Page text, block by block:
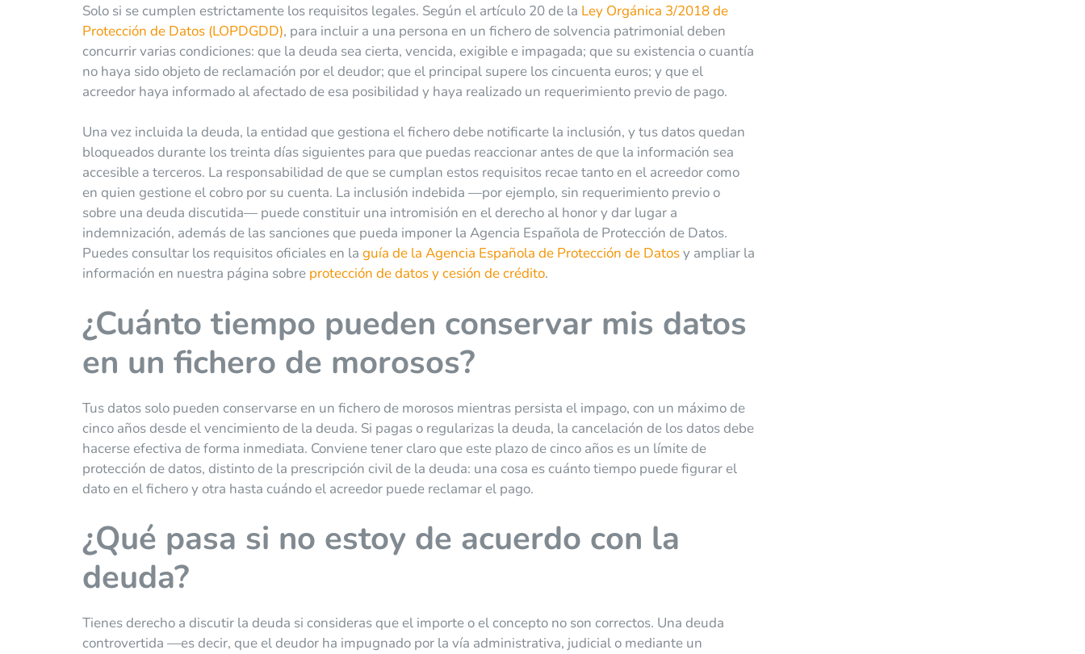
Solo si se cumplen estrictamente los requisitos legales. Según el artículo 20 de la Ley Orgánica 3/2018 de
Protección de Datos (LOPDGDD), para incluir a una persona en un fichero de solvencia patrimonial deben
concurrir varias condiciones: que la deuda sea cierta, vencida, exigible e impagada; que su existencia o cuantía
no haya sido objeto de reclamación por el deudor; que el principal supere los cincuenta euros; y que el
acreedor haya informado al afectado de esa posibilidad y haya realizado un requerimiento previo de pago.
Una vez incluida la deuda, la entidad que gestiona el fichero debe notificarte la inclusión, y tus datos quedan
bloqueados durante los treinta días siguientes para que puedas reaccionar antes de que la información sea
accesible a terceros. La responsabilidad de que se cumplan estos requisitos recae tanto en el acreedor como
en quien gestione el cobro por su cuenta. La inclusión indebida —por ejemplo, sin requerimiento previo o
sobre una deuda discutida— puede constituir una intromisión en el derecho al honor y dar lugar a
indemnización, además de las sanciones que pueda imponer la Agencia Española de Protección de Datos.
Puedes consultar los requisitos oficiales en la guía de la Agencia Española de Protección de Datosy ampliar la
información en nuestra página sobre protección de datos y cesión de crédito.
¿Cuánto tiempo pueden conservar mis datos
en un fichero de morosos?
Tus datos solo pueden conservarse en un fichero de morosos mientras persista el impago, con un máximo de
cinco años desde el vencimiento de la deuda. Si pagas o regularizas la deuda, la cancelación de los datos debe
hacerse efectiva de forma inmediata. Conviene tener claro que este plazo de cinco años es un límite de
protección de datos, distinto de la prescripción civil de la deuda: una cosa es cuánto tiempo puede figurar el
dato en el fichero y otra hasta cuándo el acreedor puede reclamar el pago.
¿Qué pasa si no estoy de acuerdo con la
deuda?
Tienes derecho a discutir la deuda si consideras que el importe o el concepto no son correctos. Una deuda
controvertida —es decir, que el deudor ha impugnado por la vía administrativa, judicial o mediante un